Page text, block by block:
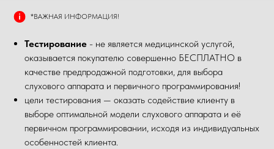
*ВАЖНАЯ ИНФОРМАЦИЯ!
Тестирование - не является медицинской услугой,
оказывается покупателю совершенно БЕСПЛАТНО в
качестве предпродажной подготовки, для выбора
слухового аппарата и первичного программирования!
цели тестирования — оказать содействие клиенту в
выборе оптимальной модели слухового аппарата и её
первичном программировании, исходя из индивидуальных
особенностей клиента.